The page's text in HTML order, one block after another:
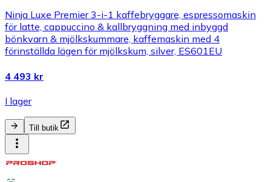
Ninja Luxe Premier 3-i-1 kaffebryggare, espressomaskin
för latte, cappuccino & kallbryggning med inbyggd
bönkvarn & mjölkskummare, kaffemaskin med 4
förinställda lägen för mjölkskum, silver, ES601EU
4 493 kr
I lager
Till butik